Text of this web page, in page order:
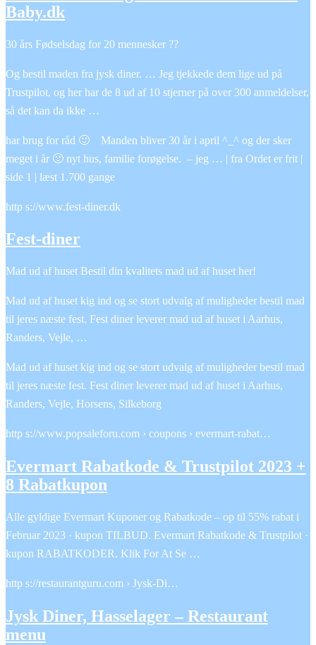
Baby.dk
30 års Fødselsdag for 20 mennesker ??
Og bestil maden fra jysk diner. … Jeg tjekkede dem lige ud på
Trustpilot, og her har de 8 ud af 10 stjerner på over 300 anmeldelser,
så det kan da ikke …
har brug for råd 🙂 Manden bliver 30 år i april ^_^ og der sker
meget i år 🙂 nyt hus, familie forøgelse. – jeg … | fra Ordet er frit |
side 1 | læst 1.700 gange
http s://www.fest-diner.dk
Fest-diner
Mad ud af huset Bestil din kvalitets mad ud af huset her!
Mad ud af huset kig ind og se stort udvalg af muligheder bestil mad
til jeres næste fest. Fest diner leverer mad ud af huset i Aarhus,
Randers, Vejle, …
Mad ud af huset kig ind og se stort udvalg af muligheder bestil mad
til jeres næste fest. Fest diner leverer mad ud af huset i Aarhus,
Randers, Vejle, Horsens, Silkeborg
http s://www.popsaleforu.com › coupons › evermart-rabat…
Evermart Rabatkode & Trustpilot 2023 +
8 Rabatkupon
Alle gyldige Evermart Kuponer og Rabatkode – op til 55% rabat i
Februar 2023 · kupon TILBUD. Evermart Rabatkode & Trustpilot ·
kupon RABATKODER. Klik For At Se …
http s://restaurantguru.com › Jysk-Di…
Jysk Diner, Hasselager – Restaurant
menu